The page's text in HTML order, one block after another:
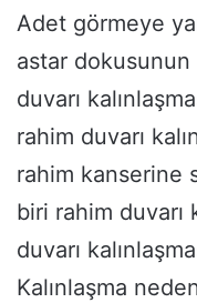
Adet görmeye
astar dokusunun
duvarı
rahim duvarı
rahim kanserine
biri rahim duvarı
duvarı
Kalınlaşma